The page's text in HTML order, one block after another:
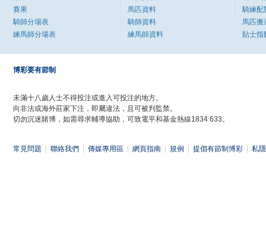
賽果
騎師分場表
練馬師分場表
馬匹資料
騎師資料
練馬師資料
騎練配
馬匹搬
貼士指
博彩要有節制
未滿十八歲人士不得投注或進入可投注的地方。
向非法或海外莊家下注，即屬違法，且可被判監禁。
切勿沉迷賭博，如需尋求輔導協助，可致電平和基金熱線1834 633。
常見問題 聯絡我們 傳媒專用區 網頁指南 規例 提倡有節制博彩 私